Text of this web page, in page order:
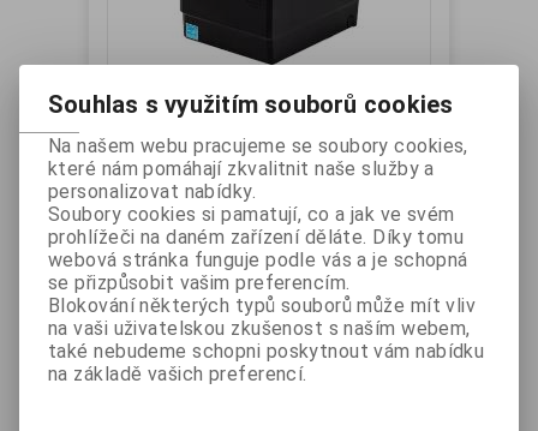
BIXOLON SRP-S300TOK tiskárna
Linerless Restick, USB, řezačka,
zdroj, černá
Výrobce:BIXOLON
S300TOK
Záruka (měsíců):24 Dostupnost: skladem
Termální tiskárna SRP-S300TOK Linerless/Restic
s rychlostí tisku 170 mm/s se řezačkou, rozhraní
USB, barva černá.
Vaše cena bez DPH: 8 188 Kč
Vaše cena s DPH:
Souhlas s využitím souborů cookies
Na našem webu pracujeme se soubory cookies,
které nám pomáhají zkvalitnit naše služby a
personalizovat nabídky.
Soubory cookies si pamatují, co a jak ve svém
prohlížeči na daném zařízení děláte. Díky tomu
webová stránka funguje podle vás a je schopná
se přizpůsobit vašim preferencím.
Blokování některých typů souborů může mít vliv
na vaši uživatelskou zkušenost s naším webem,
také nebudeme schopni poskytnout vám nabídku
na základě vašich preferencí.